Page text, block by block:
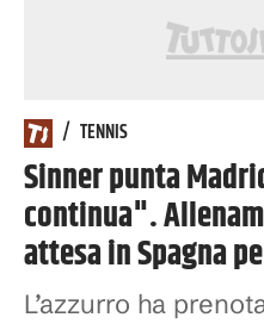
/ TENNIS
Sinner punta
continua".
attesa in Spagna
L’azzurro ha